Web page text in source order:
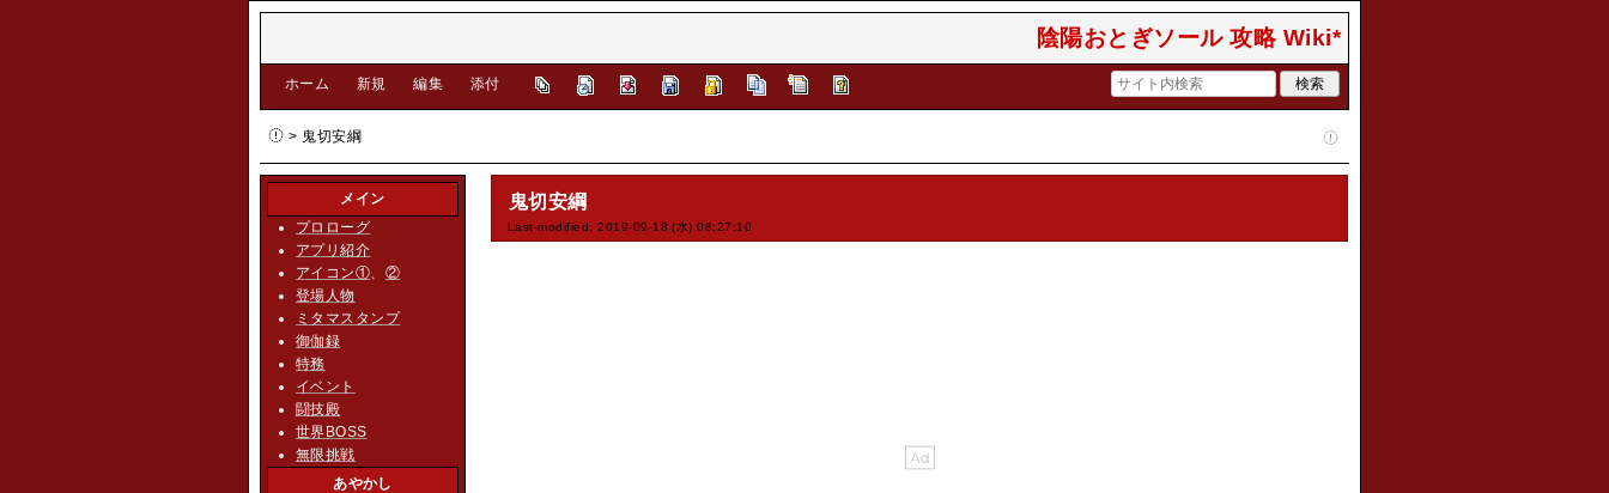
陰陽おとぎソール 攻略 Wiki*
ホーム 新規 編集 添付
> 鬼切安綱
鬼切安綱
Last-modified: 2019-09-18 (水) 08:27:10
メイン
プロローグ
アプリ紹介
アイコン①、 ②
登場人物
ミタマスタンプ
御伽録
特務
イベント
闘技殿
世界BOSS
無限挑戦
あやかし